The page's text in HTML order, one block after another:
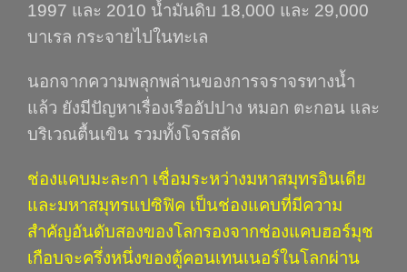
1997 และ 2010 น้ำมันดิบ 18,000 และ 29,000
บาเรล กระจายไปในทะเล
นอกจากความพลุกพล่านของการจราจรทางน้ำ
แล้ว ยังมีปัญหาเรื่องเรืออัปปาง หมอก ตะกอน และ
บริเวณตื้นเขิน รวมทั้งโจรสลัด
ช่องแคบมะละกา เชื่อมระหว่างมหาสมุทรอินเดีย
และมหาสมุทรแปซิฟิค เป็นช่องแคบที่มีความ
สำคัญอันดับสองของโลกรองจากช่องแคบฮอร์มุช
เกือบจะครึ่งหนึ่งของตู้คอนเทนเนอร์ในโลกผ่าน